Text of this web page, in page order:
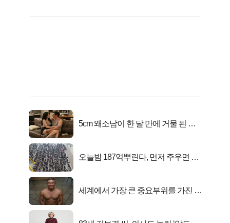
5cm 왜소남이 한 달 만에 거물 된 사
오늘밤 187억뿌린다, 먼저 주우면 최
세계에서 가장 큰 중요부위를 가진 남